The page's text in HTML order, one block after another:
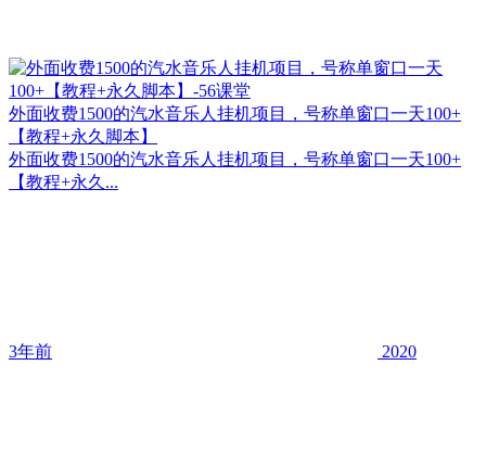
外面收费1500的汽水音乐人挂机项目，号称单窗口一天100+
【教程+永久脚本】
外面收费1500的汽水音乐人挂机项目，号称单窗口一天100+
【教程+永久...
3年前 2020